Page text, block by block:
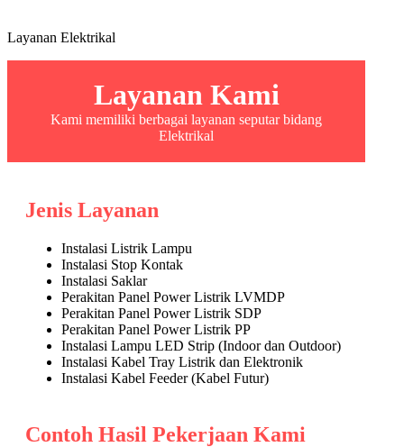
Layanan Elektrikal
Layanan Kami
Kami memiliki berbagai layanan seputar bidang
Elektrikal
Jenis Layanan
Instalasi Listrik Lampu
Instalasi Stop Kontak
Instalasi Saklar
Perakitan Panel Power Listrik LVMDP
Perakitan Panel Power Listrik SDP
Perakitan Panel Power Listrik PP
Instalasi Lampu LED Strip (Indoor dan Outdoor)
Instalasi Kabel Tray Listrik dan Elektronik
Instalasi Kabel Feeder (Kabel Futur)
Contoh Hasil Pekerjaan Kami